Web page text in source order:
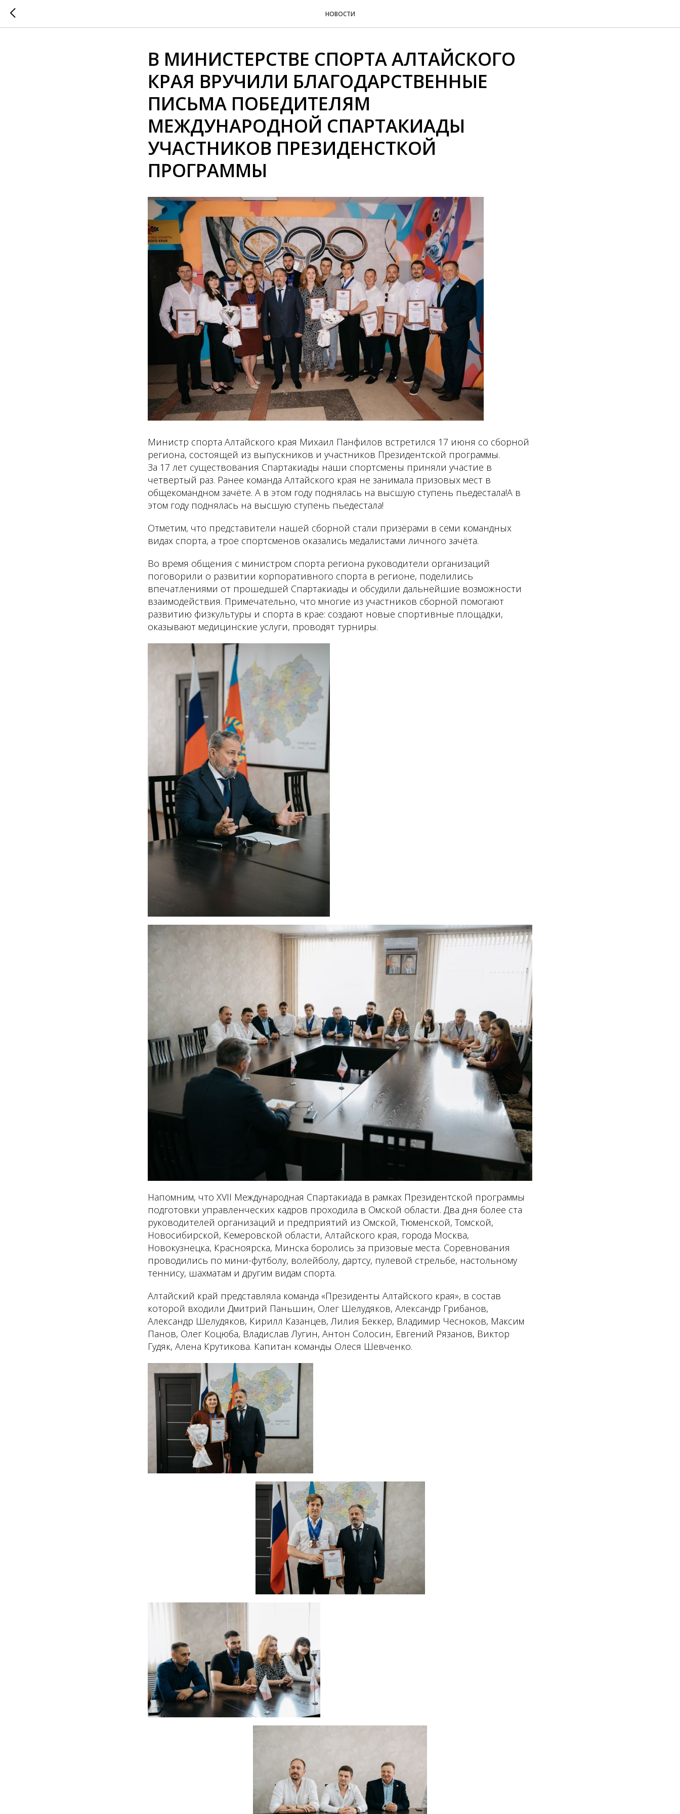
НОВОСТИ
В МИНИСТЕРСТВЕ СПОРТА АЛТАЙСКОГО
КРАЯ ВРУЧИЛИ БЛАГОДАРСТВЕННЫЕ
ПИСЬМА ПОБЕДИТЕЛЯМ
МЕЖДУНАРОДНОЙ СПАРТАКИАДЫ
УЧАСТНИКОВ ПРЕЗИДЕНСТКОЙ
ПРОГРАММЫ
Министр спорта Алтайского края Михаил Панфилов встретился 17 июня со сборной
региона, состоящей из выпускников и участников Президентской программы.
За 17 лет существования Спартакиады наши спортсмены приняли участие в
четвертый раз. Ранее команда Алтайского края не занимала призовых мест в
общекомандном зачёте. А в этом году поднялась на высшую ступень пьедестала!А в
этом году поднялась на высшую ступень пьедестала!
Отметим, что представители нашей сборной стали призёрами в семи командных
видах спорта, а трое спортсменов оказались медалистами личного зачёта.
Во время общения с министром спорта региона руководители организаций
поговорили о развитии корпоративного спорта в регионе, поделились
впечатлениями от прошедшей Спартакиады и обсудили дальнейшие возможности
взаимодействия. Примечательно, что многие из участников сборной помогают
развитию физкультуры и спорта в крае: создают новые спортивные площадки,
оказывают медицинские услуги, проводят турниры.
Напомним, что XVII Международная Спартакиада в рамках Президентской программы
подготовки управленческих кадров проходила в Омской области. Два дня более ста
руководителей организаций и предприятий из Омской, Тюменской, Томской,
Новосибирской, Кемеровской области, Алтайского края, города Москва,
Новокузнецка, Красноярска, Минска боролись за призовые места. Соревнования
проводились по мини-футболу, волейболу, дартсу, пулевой стрельбе, настольному
теннису, шахматам и другим видам спорта.
Алтайский край представляла команда «Президенты Алтайского края», в состав
которой входили Дмитрий Паньшин, Олег Шелудяков, Александр Грибанов,
Александр Шелудяков, Кирилл Казанцев, Лилия Беккер, Владимир Чесноков, Максим
Панов, Олег Коцюба, Владислав Лугин, Антон Солосин, Евгений Рязанов, Виктор
Гудяк, Алена Крутикова. Капитан команды Олеся Шевченко.